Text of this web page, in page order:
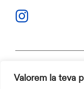
Valorem la teva
Política de